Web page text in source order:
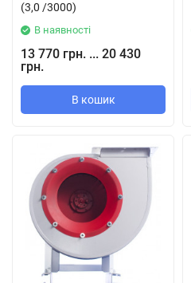
(3,0 /3000)
В наявності
13 770 грн. ... 20 430
грн.
В кошик